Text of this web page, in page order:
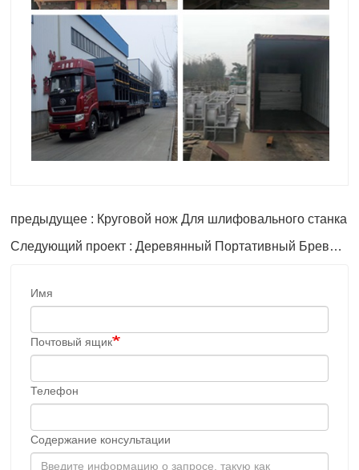
предыдущее : Круговой нож Для шлифовального станка
Следующий проект : Деревянный Портативный Бревен Очиститель для продажи
Имя
Почтовый ящик
Телефон
Содержание консультации